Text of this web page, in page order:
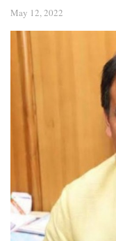
May 12, 2022